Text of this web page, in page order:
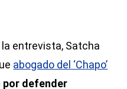
entrevista, Satcha
abogado del ‘Chapo’
por defender